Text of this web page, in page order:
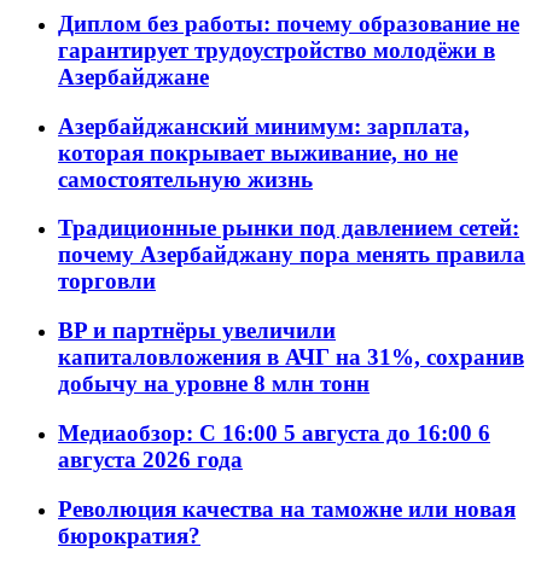
Диплом без работы: почему образование не
гарантирует трудоустройство молодёжи в
Азербайджане
Азербайджанский минимум: зарплата,
которая покрывает выживание, но не
самостоятельную жизнь
Традиционные рынки под давлением сетей:
почему Азербайджану пора менять правила
торговли
BP и партнёры увеличили
капиталовложения в АЧГ на 31%, сохранив
добычу на уровне 8 млн тонн
Медиаобзор: С 16:00 5 августа до 16:00 6
августа 2026 года
Революция качества на таможне или новая
бюрократия?